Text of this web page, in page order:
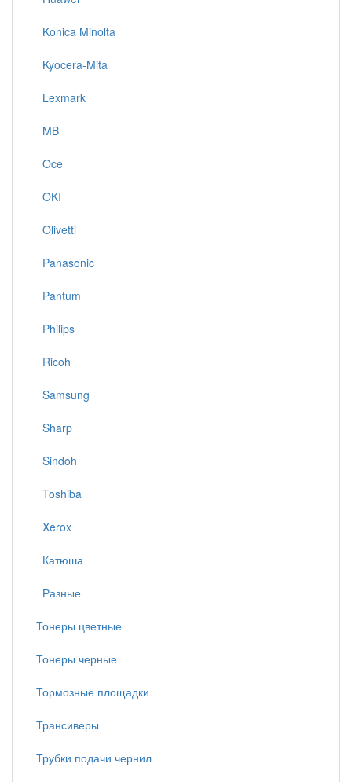
Konica Minolta
Kyocera-Mita
Lexmark
MB
Oce
OKI
Olivetti
Panasonic
Pantum
Philips
Ricoh
Samsung
Sharp
Sindoh
Toshiba
Xerox
Катюша
Разные
Тонеры цветные
Тонеры черные
Тормозные площадки
Трансиверы
Трубки подачи чернил